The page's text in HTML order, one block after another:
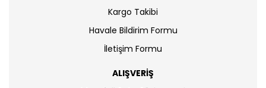
Kargo Takibi
Havale Bildirim Formu
İletişim Formu
ALIŞVERİŞ